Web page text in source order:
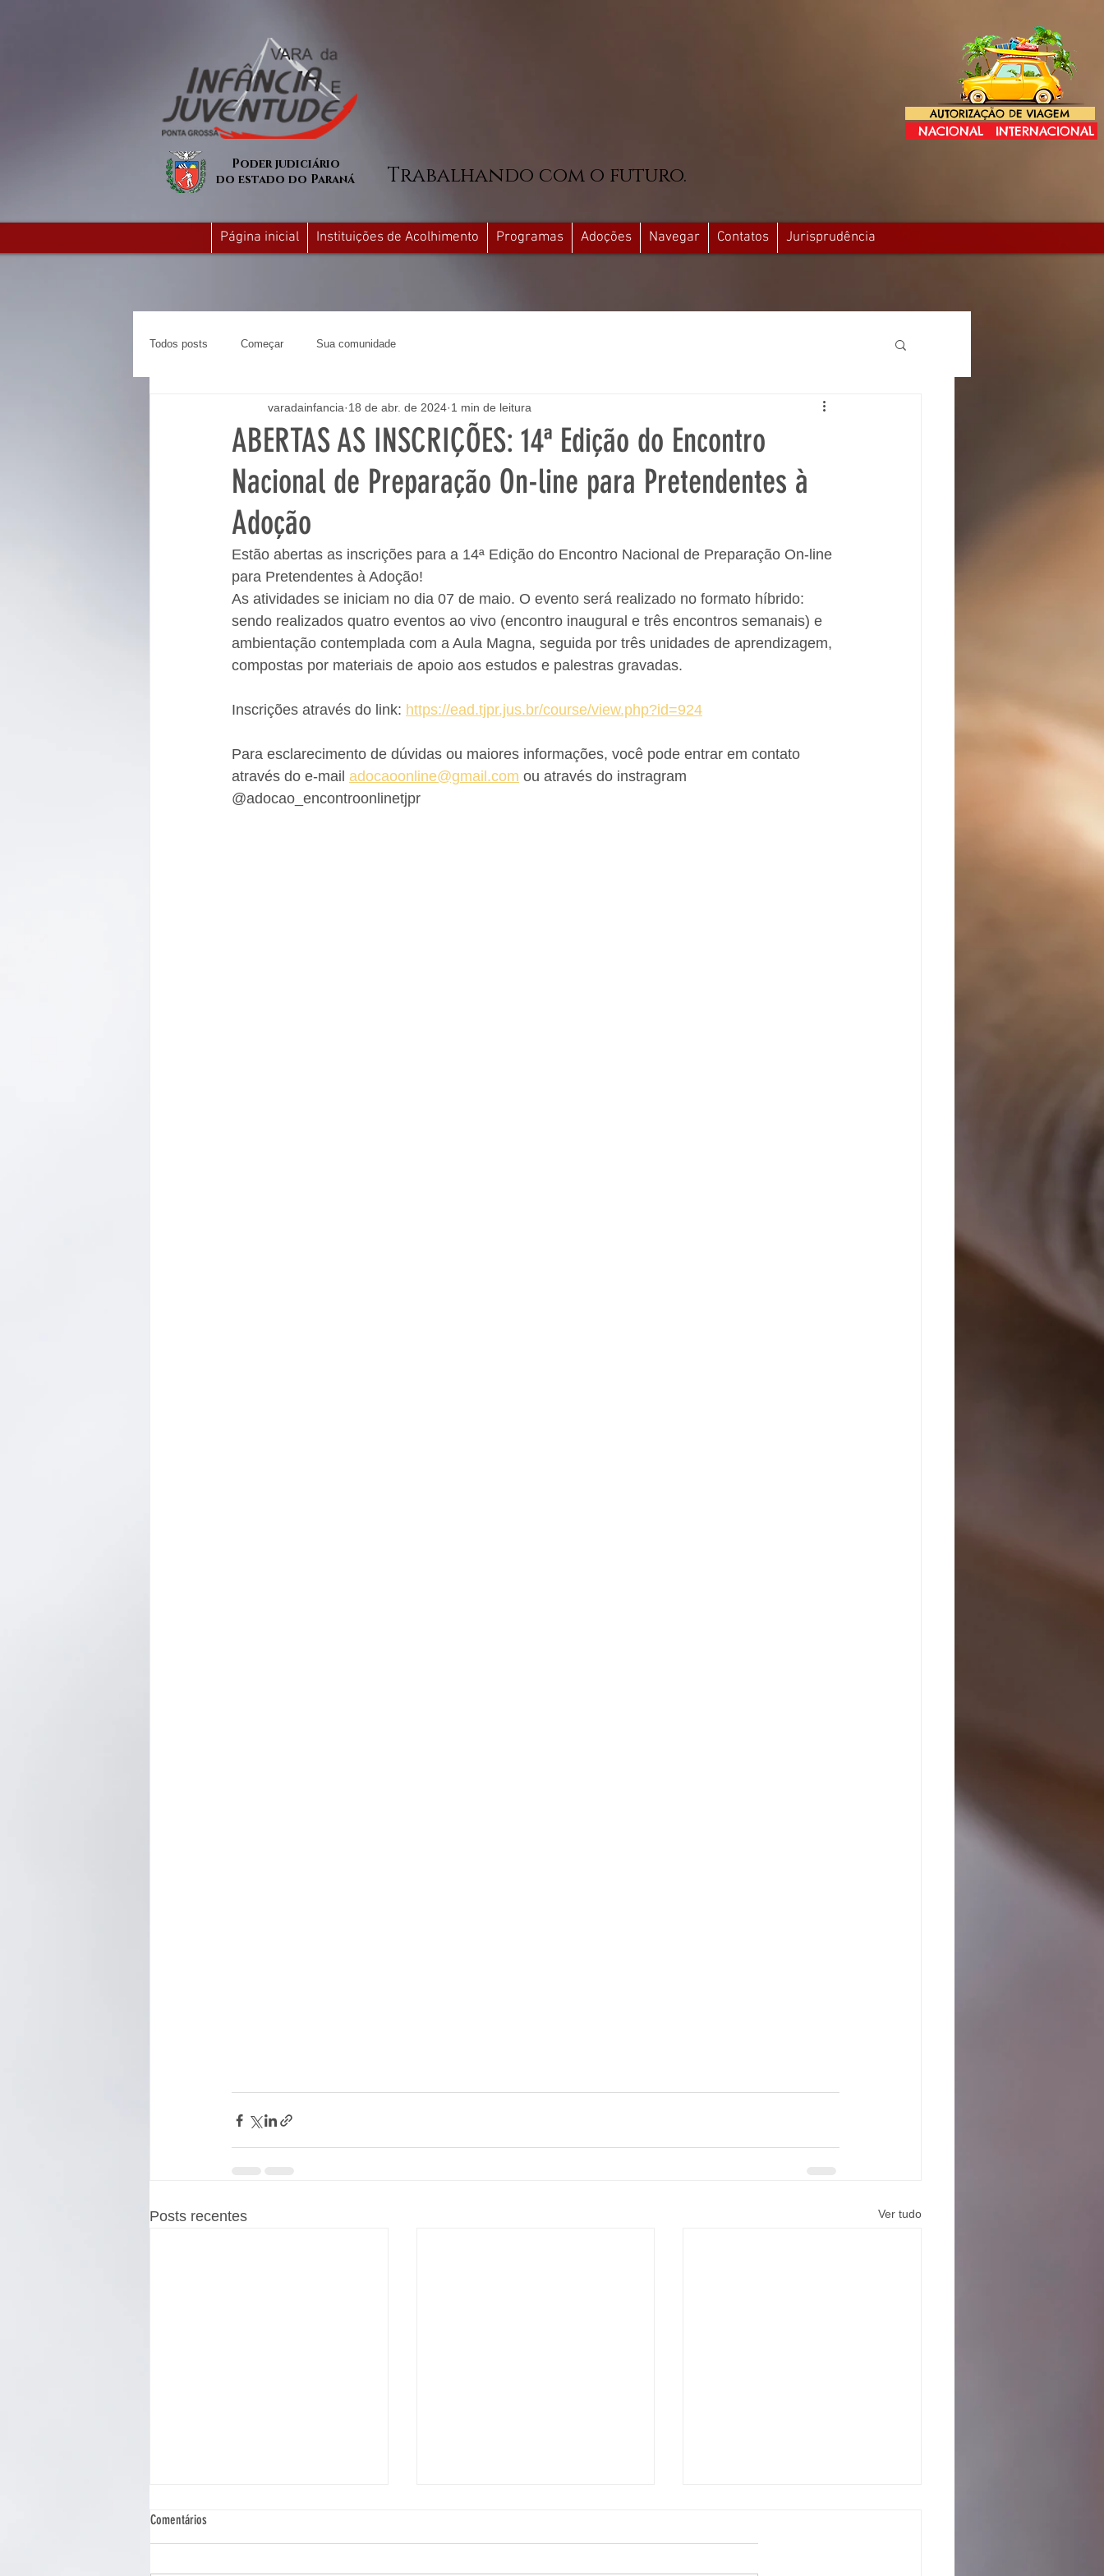
AUTORIZAÇÃO DE VIAGEM
NACIONAL INTERNACIONAL
Poder judiciário
do estado do Paraná
Trabalhando com o futuro.
Página inicial Instituições de Acolhimento Programas Adoções Navegar Contatos Jurisprudência
Todos posts Começar Sua comunidade
ABERTAS AS INSCRIÇÕES: 14ª Edição do Encontro
Nacional de Preparação On-line para Pretendentes à
Adoção
varadainfancia 18 de abr. de 2024 1 min de leitura
Estão abertas as inscrições para a 14ª Edição do Encontro Nacional de Preparação On-line
para Pretendentes à Adoção!
As atividades se iniciam no dia 07 de maio. O evento será realizado no formato híbrido:
sendo realizados quatro eventos ao vivo (encontro inaugural e três encontros semanais) e
ambientação contemplada com a Aula Magna, seguida por três unidades de aprendizagem,
compostas por materiais de apoio aos estudos e palestras gravadas.
Inscrições através do link: https://ead.tjpr.jus.br/course/view.php?id=924
Para esclarecimento de dúvidas ou maiores informações, você pode entrar em contato
através do e-mail adocaoonline@gmail.com ou através do instragram
@adocao_encontroonlinetjpr
Posts recentes Ver tudo
Comentários